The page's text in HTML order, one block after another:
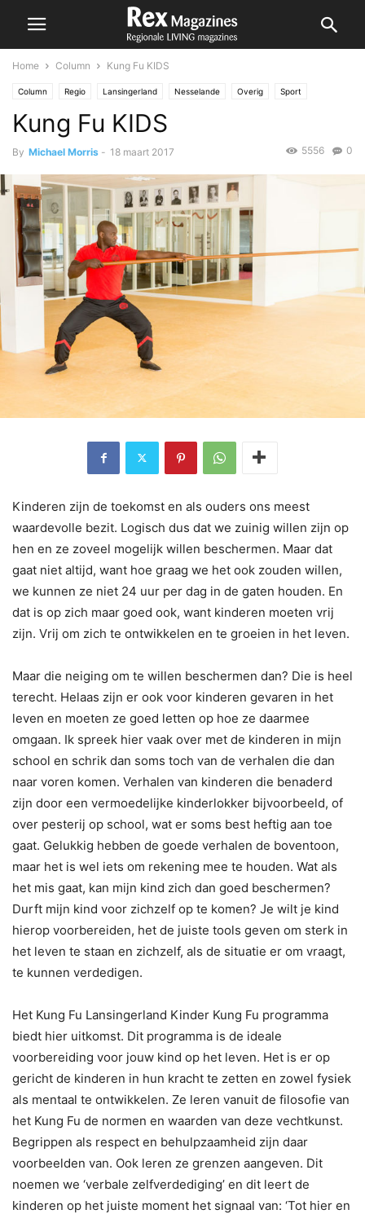
Home Column Kung Fu KIDS
Column Regio Lansingerland Nesselande Overig Sport
Zoetermeer
Kung Fu KIDS
By Michael Morris - 18 maart 2017 0
5556
Kinderen zijn de toekomst en als ouders ons meest
waardevolle bezit. Logisch dus dat we zuinig willen zijn op
hen en ze zoveel mogelijk willen beschermen. Maar dat
gaat niet altijd, want hoe graag we het ook zouden willen,
we kunnen ze niet 24 uur per dag in de gaten houden. En
dat is op zich maar goed ook, want kinderen moeten vrij
zijn. Vrij om zich te ontwikkelen en te groeien in het leven.
Maar die neiging om te willen beschermen dan? Die is heel
terecht. Helaas zijn er ook voor kinderen gevaren in het
leven en moeten ze goed letten op hoe ze daarmee
omgaan. Ik spreek hier vaak over met de kinderen in mijn
school en schrik dan soms toch van de verhalen die dan
naar voren komen. Verhalen van kinderen die benaderd
zijn door een vermoedelijke kinderlokker bijvoorbeeld, of
over pesterij op school, wat er soms best heftig aan toe
gaat. Gelukkig hebben de goede verhalen de boventoon,
maar het is wel iets om rekening mee te houden. Wat als
het mis gaat, kan mijn kind zich dan goed beschermen?
Durft mijn kind voor zichzelf op te komen? Je wilt je kind
hierop voorbereiden, het de juiste tools geven om sterk in
het leven te staan en zichzelf, als de situatie er om vraagt,
te kunnen verdedigen.
Het Kung Fu Lansingerland Kinder Kung Fu programma
biedt hier uitkomst. Dit programma is de ideale
voorbereiding voor jouw kind op het leven. Het is er op
gericht de kinderen in hun kracht te zetten en zowel fysiek
als mentaal te ontwikkelen. Ze leren vanuit de filosofie van
het Kung Fu de normen en waarden van deze vechtkunst.
Begrippen als respect en behulpzaamheid zijn daar
voorbeelden van. Ook leren ze grenzen aangeven. Dit
noemen we ‘verbale zelfverdediging’ en dit leert de
kinderen op het juiste moment het signaal van: ‘Tot hier en